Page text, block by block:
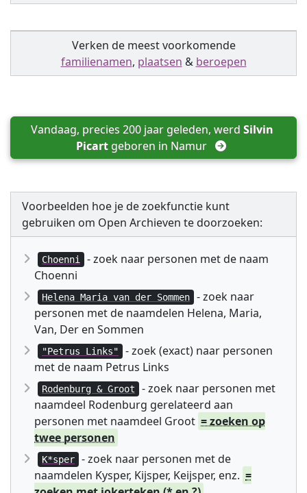
Verken de meest voorkomende
familienamen, plaatsen & beroepen
Vandaag, precies 200 jaar geleden, werd Silvin
Picart geboren in Namur
Voorbeelden hoe je de zoekfunctie kunt
gebruiken om Open Archieven te doorzoeken:
Choenni
- zoek naar personen met de naam
Choenni
Helena Maria van der Sommen
- zoek naar
personen met de naamdelen Helena, Maria,
Van, Der en Sommen
"Petrus Links"
- zoek (exact) naar personen
met de naam Petrus Links
Rodenburg & Groot
- zoek naar personen met
naamdeel Rodenburg gerelateerd aan
personen met naamdeel Groot = zoeken op
twee personen
K*sper
- zoek naar personen met de
naamdelen Kysper, Kijsper, Keijsper, enz. =